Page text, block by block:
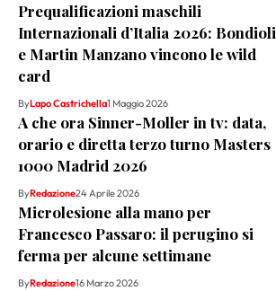
Prequalificazioni maschili
Internazionali d’Italia 2026: Bondioli
e Martin Manzano vincono le wild
card
ByLapo Castrichella1 Maggio 2026
A che ora Sinner-Moller in tv: data,
orario e diretta terzo turno Masters
1000 Madrid 2026
ByRedazione24 Aprile 2026
Microlesione alla mano per
Francesco Passaro: il perugino si
ferma per alcune settimane
ByRedazione16 Marzo 2026